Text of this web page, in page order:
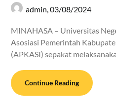
admin,03/08/2024
MINAHASA – Universitas
Asosiasi Pemerintah
(APKASI) sepakat
Continue Reading